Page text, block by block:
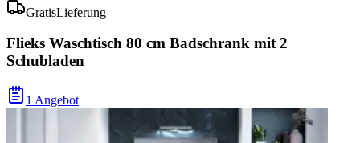
GratisLieferung
Flieks Waschtisch 80 cm Badschrank mit 2
Schubladen
1 Angebot